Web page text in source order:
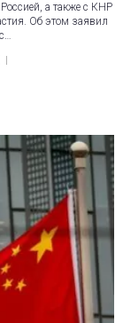
а также с КНР
Об этом заявил